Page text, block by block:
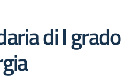
di I grado